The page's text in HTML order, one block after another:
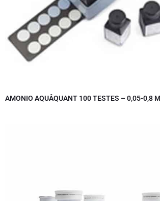
AMONIO AQUÂQUANT 100 TESTES – 0,05-0,8